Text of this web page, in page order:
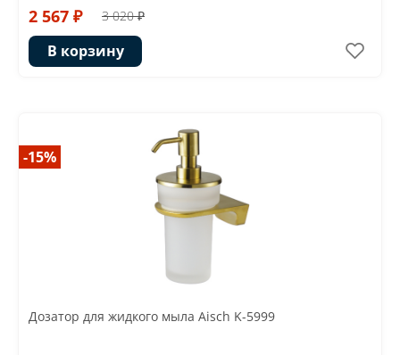
2 567 ₽ 3 020 ₽
В корзину
-15%
Дозатор для жидкого мыла Aisch K-5999